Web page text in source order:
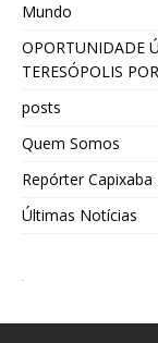
Mundo
OPORTUNIDADE
TERESÓPOLIS
posts
Quem Somos
Repórter
Últimas Notícias